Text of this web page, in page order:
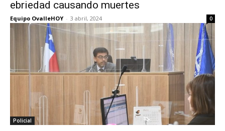
ebriedad causando muertes
Equipo OvalleHOY - 3 abril, 2024 0
Policial